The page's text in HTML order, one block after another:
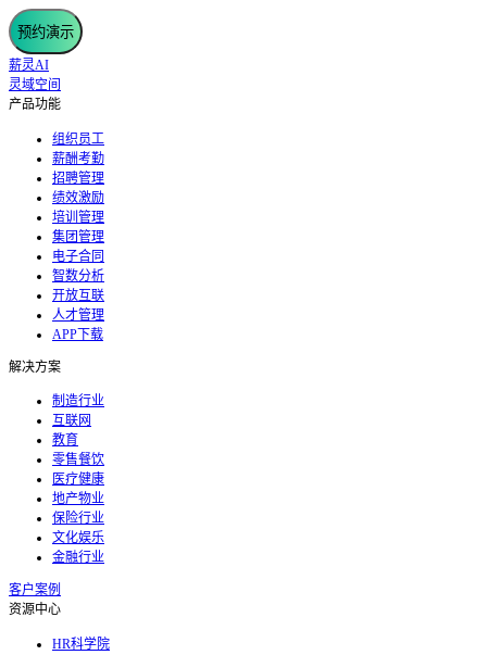
预约演示
薪灵AI
灵域空间
产品功能
组织员工
薪酬考勤
招聘管理
绩效激励
培训管理
集团管理
电子合同
智数分析
开放互联
人才管理
APP下载
解决方案
制造行业
互联网
教育
零售餐饮
医疗健康
地产物业
保险行业
文化娱乐
金融行业
客户案例
资源中心
HR科学院